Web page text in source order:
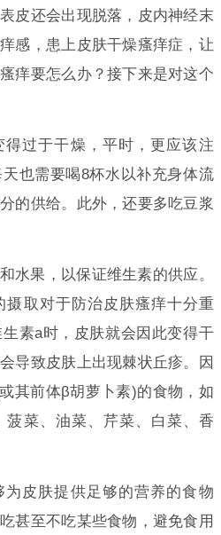
皮还会出现脱落，皮内神经末
感，患上皮肤干燥瘙痒症，让
痒要怎么办？接下来是对这个
过于干燥，平时，更应该注
也需要喝8杯水以补充身体流
的供给。此外，还要多吃豆浆
水果，以保证维生素的供应。
摄取对于防治皮肤瘙痒十分重
素a时，皮肤就会因此变得干
导致皮肤上出现棘状丘疹。因
其前体β胡萝卜素)的食物，如
菠菜、油菜、芹菜、白菜、香
为皮肤提供足够的营养的食物
甚至不吃某些食物，避免食用